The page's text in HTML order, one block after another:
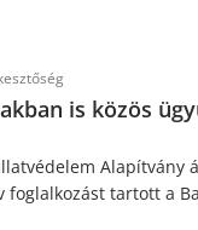
is közös
Alapítvány
foglalkozást tartott a